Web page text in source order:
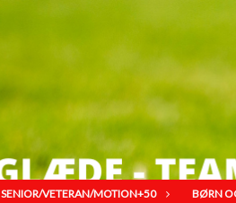
SENIOR/VETERAN/MOTION+50 BØRN